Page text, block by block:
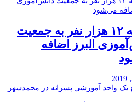
️سالانه ۱۲ هزار نفر به جمعیت
البرز اضافه